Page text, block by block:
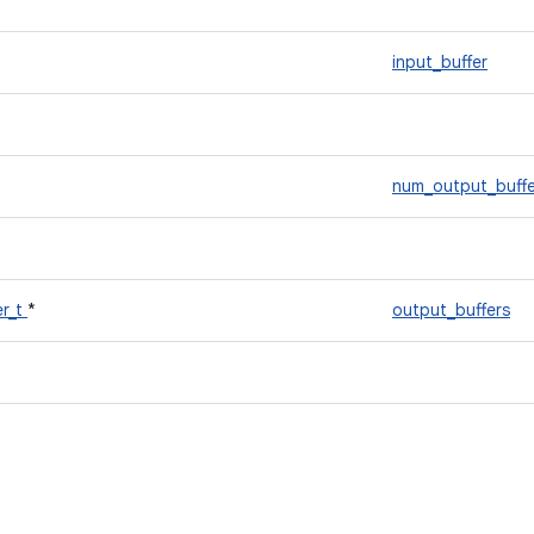
input_buffer
* output_buffers